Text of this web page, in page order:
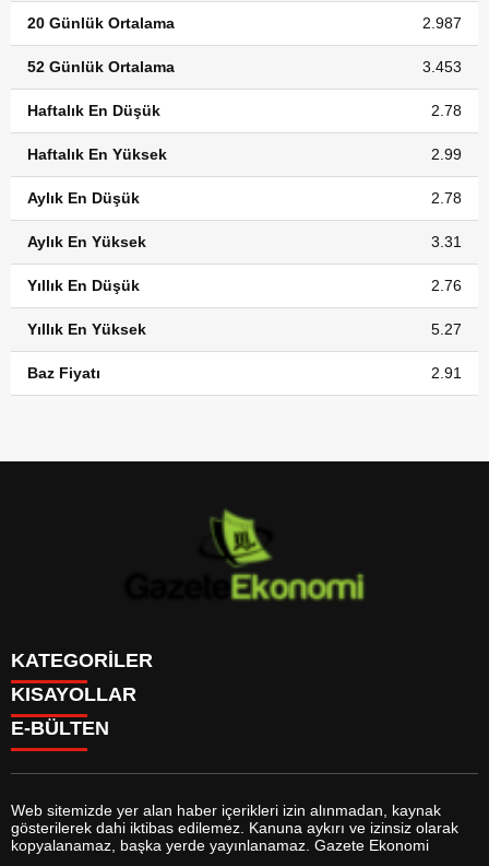
20 Günlük Ortalama 2.987
52 Günlük Ortalama 3.453
Haftalık En Düşük 2.78
Haftalık En Yüksek 2.99
Aylık En Düşük 2.78
Aylık En Yüksek 3.31
Yıllık En Düşük 2.76
Yıllık En Yüksek 5.27
Baz Fiyatı 2.91
KATEGORİLER
GÜNDEM
DÜNYA
SİYASET
MAGAZİN
SAĞLIK
EĞİTİM
YAŞAM
KISAYOLLAR
BURÇLAR
FİKSTÜR
FİRMA EKLE
FİRMA REHBERİ
E-BÜLTEN
gazeteekonomi.com e-bültenine abone olarak, tarafınıza haber,
Web sitemizde yer alan haber içerikleri izin alınmadan, kaynak
gösterilerek dahi iktibas edilemez. Kanuna aykırı ve izinsiz olarak
kopyalanamaz, başka yerde yayınlanamaz. Gazete Ekonomi